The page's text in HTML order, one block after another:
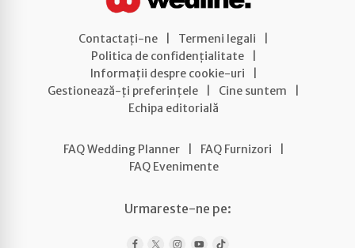
Contactați-ne Termeni legali
Politica de confidențialitate
Informații despre cookie-uri
Gestionează-ți preferințele
Cine suntem
Echipa editorială
FAQ Wedding Planner FAQ Furnizori
FAQ Evenimente
Urmareste-ne pe: